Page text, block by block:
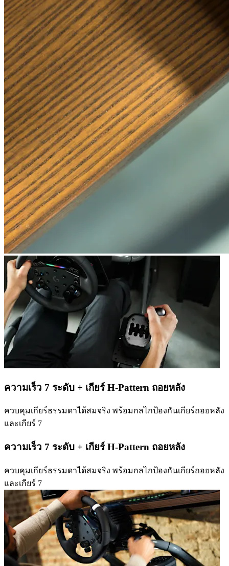
ความเร็ว 7 ระดับ + เกียร์ H-Pattern ถอยหลัง
ควบคุมเกียร์ธรรมดาได้สมจริง พร้อมกลไกป้องกันเกียร์ถอยหลัง
และเกียร์ 7
ความเร็ว 7 ระดับ + เกียร์ H-Pattern ถอยหลัง
ควบคุมเกียร์ธรรมดาได้สมจริง พร้อมกลไกป้องกันเกียร์ถอยหลัง
และเกียร์ 7